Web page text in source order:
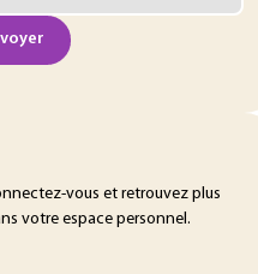
vous et retrouvez plus
votre espace personnel.